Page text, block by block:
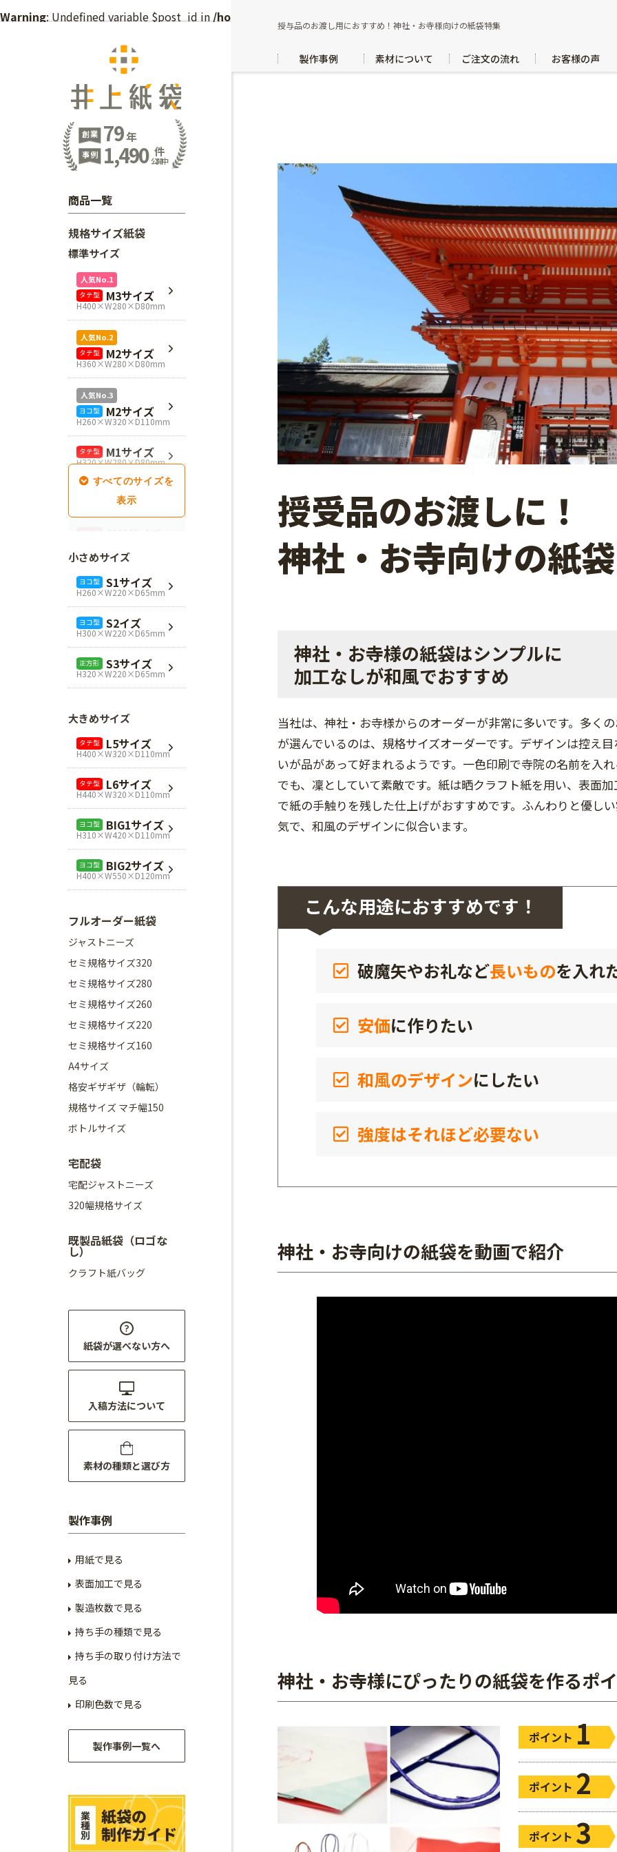
Warning: Undefined variable $post_id in/home/inoue7kami/ino-ue.jp/public_html/wp/wp-content/themes/ino-
授与品のお渡し用におすすめ！神社・お寺様向けの紙袋特集
製作事例 素材について ご注文の流れ お客様の声
授受品のお渡しに！
神社・お寺向けの紙袋
神社・お寺様の紙袋はシンプルに
加工なしが和風でおすすめ
当社は、神社・お寺様からのオーダーが非常に多いです。多く
が選んでいるのは、規格サイズオーダーです。デザインは控え
いが品があって好まれるようです。一色印刷で寺院の名前を入
でも、凜としていて素敵です。紙は晒クラフト紙を用い、表面
で紙の手触りを残した仕上げがおすすめです。ふんわりと優し
気で、和風のデザインに似合います。
こんな用途におすすめです！
破魔矢やお礼など長いものを入れ
安価に作りたい
和風のデザインにしたい
強度はそれほど必要ない
神社・お寺向けの紙袋を動画で紹介
神社・お寺様にぴったりの紙袋を作るポ
ポイント 1
ポイント 2
ポイント 3
創業 79年
事例 1,490 件
公開中
商品一覧
規格サイズ紙袋
標準サイズ
人気No.1
タテ型 M3サイズ
H400×W280×D80mm
人気No.2
タテ型 M2サイズ
H360×W280×D80mm
人気No.3
ヨコ型 M2サイズ
H260×W320×D110mm
タテ型 M1サイズ
H320×W280×D80mm
SM1サイズ
H280×W260×D100mm
SM3サイズ
H360×W260×D100mm
L4サイズ
H360×W320×D110mm
L1サイズ
H240×W320×D110mm
正方形 Mスクエア
H280×W280×D80mm
正方形 Lスクエア
H320×W320×D110mm
小さめサイズ
ヨコ型 S1サイズ
H260×W220×D65mm
ヨコ型 S2イズ
H300×W220×D65mm
正方形 S3サイズ
H320×W220×D65mm
大きめサイズ
タテ型 L5サイズ
H400×W320×D110mm
タテ型 L6サイズ
H440×W320×D110mm
ヨコ型 BIG1サイズ
H310×W420×D110mm
ヨコ型 BIG2サイズ
H400×W550×D120mm
フルオーダー紙袋
ジャストニーズ
セミ規格サイズ320
セミ規格サイズ280
セミ規格サイズ260
セミ規格サイズ220
セミ規格サイズ160
A4サイズ
格安ギザギザ（輪転）
規格サイズ マチ幅150
ボトルサイズ
宅配袋
宅配ジャストニーズ
320幅規格サイズ
既製品紙袋（ロゴな
し）
クラフト紙バッグ
紙袋が選べない方へ
入稿方法について
素材の種類と選び方
製作事例
用紙で見る
表面加工で見る
製造枚数で見る
持ち手の種類で見る
持ち手の取り付け方法で
見る
印刷色数で見る
製作事例一覧へ